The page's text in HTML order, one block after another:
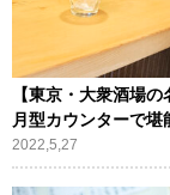
【東京・大衆酒場
月型カウンターで堪
2022,5,27